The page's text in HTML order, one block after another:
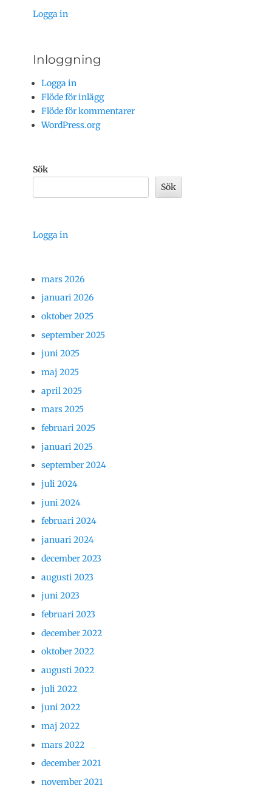
Logga in
Inloggning
Logga in
Flöde för inlägg
Flöde för kommentarer
WordPress.org
Sök
Sök
Logga in
mars 2026
januari 2026
oktober 2025
september 2025
juni 2025
maj 2025
april 2025
mars 2025
februari 2025
januari 2025
september 2024
juli 2024
juni 2024
februari 2024
januari 2024
december 2023
augusti 2023
juni 2023
februari 2023
december 2022
oktober 2022
augusti 2022
juli 2022
juni 2022
maj 2022
mars 2022
december 2021
november 2021